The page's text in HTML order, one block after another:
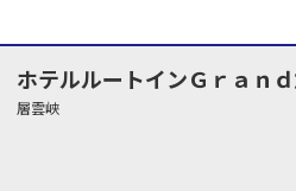
ホテルルートインＧｒａｎ
層雲峡